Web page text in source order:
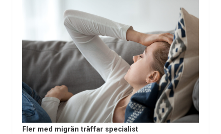
Fler med migrän träffar specialist